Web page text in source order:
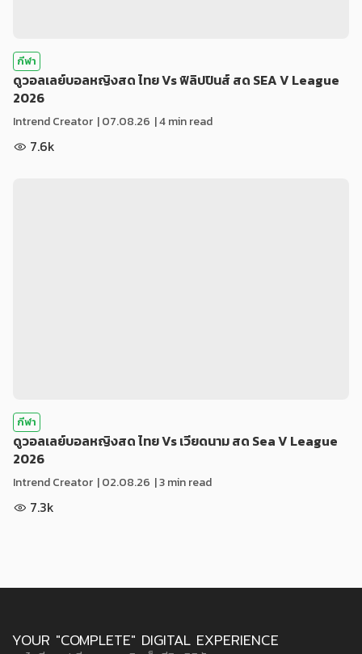
กีฬา
ดูวอลเลย์บอลหญิงสด ไทย Vs ฟิลิปปินส์ สด SEA V League
2026
Intrend Creator |07.08.26 | 4 min read
7.6k
กีฬา
ดูวอลเลย์บอลหญิงสด ไทย Vs เวียดนาม สด Sea V League
2026
Intrend Creator |02.08.26 | 3 min read
7.3k
YOUR "COMPLETE" DIGITAL EXPERIENCE